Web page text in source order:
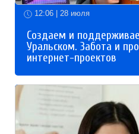
12:06 | 28 июля
Создаем и
Уральском. Забота и
интернет-проектов